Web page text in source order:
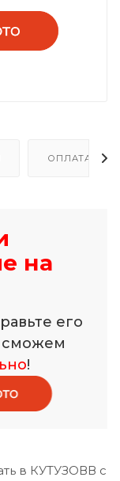
ОПЛАТА И
на
его
!
в КУТУЗОВВ с